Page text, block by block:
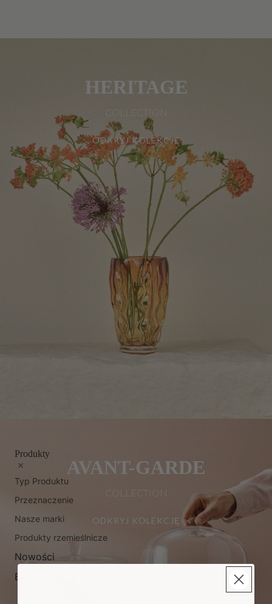
Produkty
Typ Produktu
Przeznaczenie
Nasze marki
Produkty rzemieślnicze
Nowości
Bestsellery
HERITAGE
COLLECTION
ODKRYJ KOLEKCJĘ
AVANT-GARDE
COLLECTION
ODKRYJ KOLEKCJĘ